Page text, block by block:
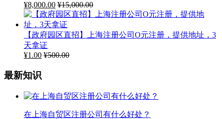
¥8,000.00 ¥15,000.00
【政府园区直招】上海注册公司O元注册，提供地址，3
天拿证
¥1.00 ¥500.00
最新知识
在上海自贸区注册公司有什么好处？